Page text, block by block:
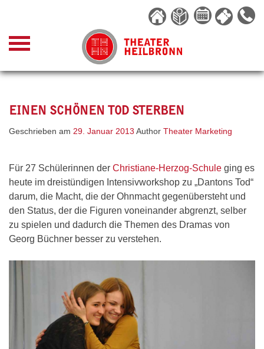
content
EINEN SCHÖNEN TOD STERBEN
Geschrieben am 29. Januar 2013 Author Theater Marketing
Für 27 Schülerinnen der Christiane-Herzog-Schule ging es
heute im dreistündigen Intensivworkshop zu „Dantons Tod“
darum, die Macht, die der Ohnmacht gegenübersteht und
den Status, der die Figuren voneinander abgrenzt, selber
zu spielen und dadurch die Themen des Dramas von
Georg Büchner besser zu verstehen.